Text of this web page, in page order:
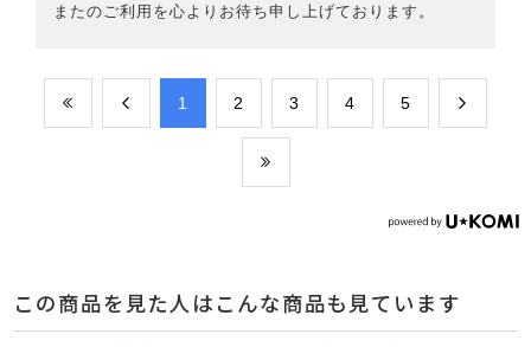
またのご利用を心よりお待ち申し上げております。
​1 ​2 ​3 ​4 ​5
この商品を見た人はこんな商品も見ています